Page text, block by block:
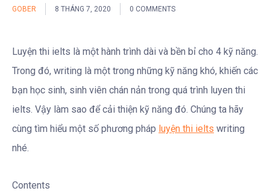
GOBER 8 THÁNG 7, 2020 0 COMMENTS
Luyện thi ielts là một hành trình dài và bền bỉ cho 4 kỹ năng.
Trong đó, writing là một trong những kỹ năng khó, khiến các
bạn học sinh, sinh viên chán nản trong quá trình luyen thi
ielts. Vậy làm sao để cải thiện kỹ năng đó. Chúng ta hãy
cùng tìm hiểu một số phương pháp luyện thi ielts writing
nhé.
Contents